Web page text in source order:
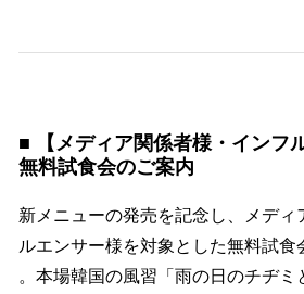
■ 【メディア関係者様・インフ
無料試食会のご案内
新メニューの発売を記念し、メディ
ルエンサー様を対象とした無料試食
。本場韓国の風習「雨の日のチヂミ